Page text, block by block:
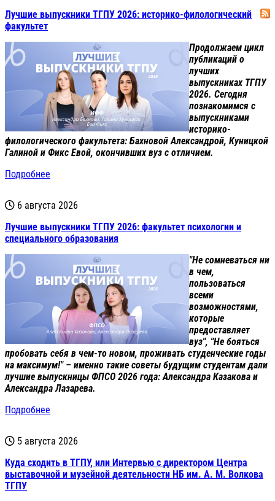
Лучшие выпускники ТГПУ 2026: историко-филологический
факультет
Продолжаем цикл
публикаций о
лучших
выпускниках ТГПУ
2026. Сегодня
познакомимся с
выпускниками
историко-
филологического факультета: Бахновой Александрой, Куницкой
Галиной и Фикс Евой, окончивших вуз с отличием.
Подробнее
6 августа 2026
Лучшие выпускники ТГПУ 2026: факультет психологии и
специального образования
"Не сомневаться ни
в чем,
пользоваться
всеми
возможностями,
которые
предоставляет
вуз", "Не бояться
пробовать себя в чем-то новом, проживать студенческие годы
на максимум!" – именно такие советы будущим студентам дали
лучшие выпускницы ФПСО 2026 года: Александра Казакова и
Александра Лазарева.
Подробнее
5 августа 2026
Куда сходить в ТГПУ, или Интервью с директором Центра
выставочной и музейной деятельности НБ им. А. М. Волкова
ТГПУ